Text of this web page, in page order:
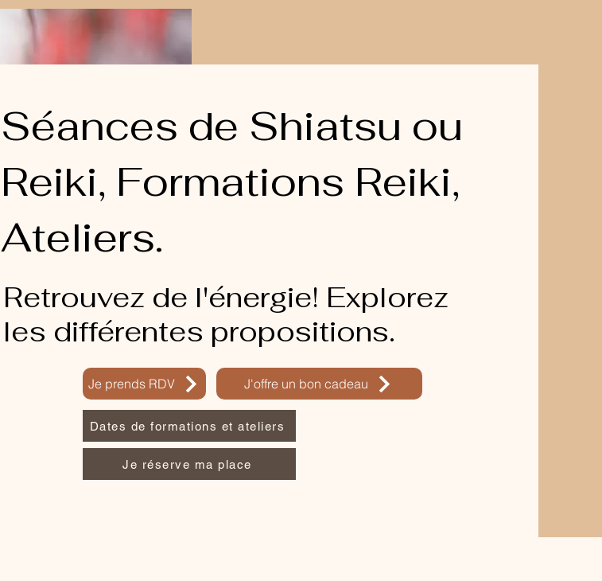
Séances de Shiatsu ou
Reiki, Formations Reiki,
Ateliers.
Retrouvez de l'énergie! Explorez
les différentes propositions.
Je prends RDV J'offre un bon cadeau
Dates de formations et ateliers
Je réserve ma place